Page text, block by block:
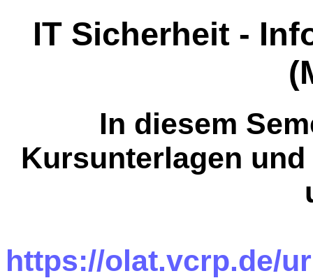
IT Sicherheit -
In diesem
Kursunterlagen
https://olat.vcrp.de/